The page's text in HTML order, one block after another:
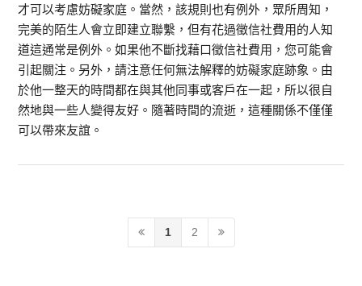
才可以考慮妨礙家庭。當然，該規則也有例外，眾所周知，
完美的陌生人會立即建立聯繫，但有花過徵信社費用的人知
道這通常是例外。如果他不斷找藉口徵信社費用，您可能會
引起關注。另外，請注意任何無法解釋的妨礙家庭跡象。由
於他一整天的時間都在與其他同事或客戶在一起，所以很自
然地與一些人變得友好。隨著時間的流逝，這種關係不僅僅
可以帶來友誼。
1 2